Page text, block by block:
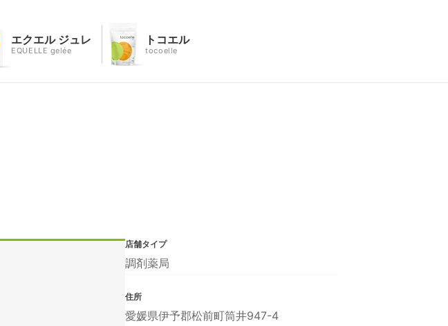
エクエル ジュレ
EQUELLE gelée
トコエル
tocoelle
店舗タイプ
調剤薬局
住所
愛媛県伊予郡松前町筒井947-4